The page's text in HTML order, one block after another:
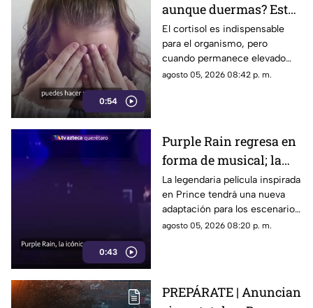
0:54
aunque duermas? Estos
hábitos pueden ayudar
a regular el cortisol
El cortisol es indispensable
para el organismo, pero
cuando permanece elevado
por largos periodos puede
agosto 05, 2026 08:42 p. m.
0:43
Purple Rain regresa en
forma de musical; la
historia de Prince
llegará renovada
La legendaria película inspirada
en Prince tendrá una nueva
adaptación para los escenarios
con un enfoque distinto al de
agosto 05, 2026 08:20 p. m.
PREPÁRATE | Anuncian